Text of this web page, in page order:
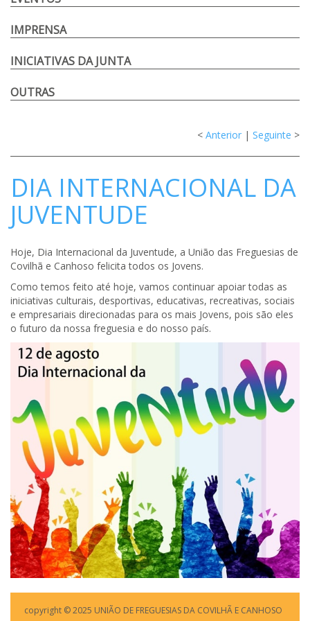
IMPRENSA
INICIATIVAS DA JUNTA
OUTRAS
< Anterior | Seguinte >
DIA INTERNACIONAL DA
JUVENTUDE
Hoje, Dia Internacional da Juventude, a União das Freguesias de
Covilhã e Canhoso felicita todos os Jovens.
Como temos feito até hoje, vamos continuar apoiar todas as
iniciativas culturais, desportivas, educativas, recreativas, sociais
e empresariais direcionadas para os mais Jovens, pois são eles
o futuro da nossa freguesia e do nosso país.
copyright © 2025 UNIÃO DE FREGUESIAS DA COVILHÃ E CANHOSO